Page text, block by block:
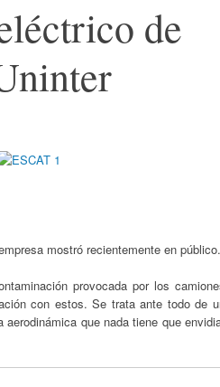
de
mostró recientemente en público.
provocada por los
con estos. Se trata ante todo de
que nada tiene que